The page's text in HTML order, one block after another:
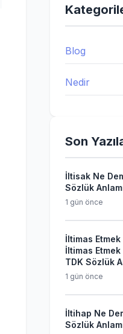
Blog
Nedir
Son
İltisak Ne
Sözlük
1 gün önce
İltimas
İltimas
TDK Sözlük
1 gün önce
İltihap Ne
Sözlük